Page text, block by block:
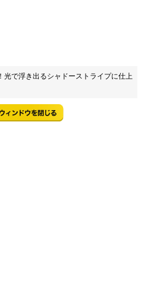
光で浮き出るシャドーストライプに仕上